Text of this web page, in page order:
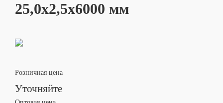
25,0х2,5х6000 мм
Розничная цена
Уточняйте